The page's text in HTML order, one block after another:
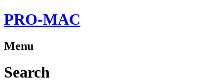
PRO-MAC
Menu
Search